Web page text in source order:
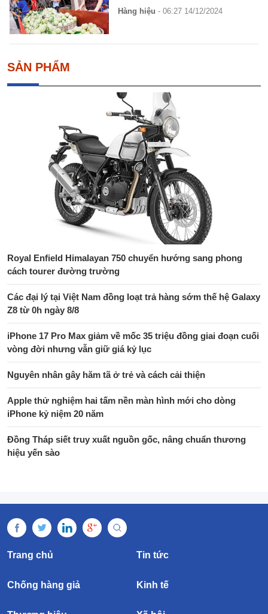
Hàng hiệu - 06:27 14/12/2024
SẢN PHẨM
Royal Enfield Himalayan 750 chuyển hướng sang phong
cách tourer đường trường
Các đại lý tại Việt Nam đồng loạt trả hàng sớm thế hệ Galaxy
Z8 từ 0h ngày 8/8
iPhone 17 Pro Max giảm về mốc 35 triệu đồng giai đoạn cuối
vòng đời nhưng vẫn giữ giá kỷ lục
Nguyên nhân gây hăm tã ở trẻ và cách cải thiện
Apple thử nghiệm hai tấm nền màn hình mới cho dòng
iPhone kỷ niệm 20 năm
Đồng Tháp siết truy xuất nguồn gốc, nâng chuẩn thương
hiệu yến sào
Trang chủ Tin tức
Chống hàng giả Kinh tế